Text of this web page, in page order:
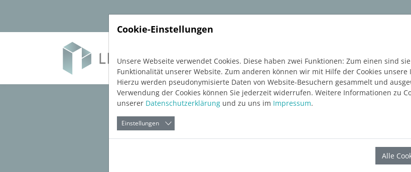
Software Services Blog Content Hub
LINEAR Solutions
Cookie-Einstellungen
Unsere Webseite verwendet Cookies. Diese haben zwei Funktionen: Zum einen sind
Funktionalität unserer Website. Zum anderen können wir mit Hilfe der Cookies
Hierzu werden pseudonymisierte Daten von Website-Besuchern gesammelt und
Verwendung der Cookies können Sie jederzeit widerrufen. Weitere Informationen zu
unserer Datenschutzerklärung und zu uns im Impressum.
Einstellungen
Alle